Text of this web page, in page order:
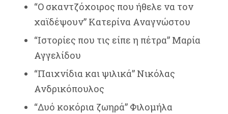
“Ο σκαντζόχοιρος που ήθελε να τον
χαϊδέψουν” Κατερίνα Αναγνώστου
“Ιστορίες που τις είπε η πέτρα” Μαρία
Αγγελίδου
“Παιχνίδια και ψιλικά” Νικόλας
Ανδρικόπουλος
“Δυό κοκόρια ζωηρά” Φιλομήλα